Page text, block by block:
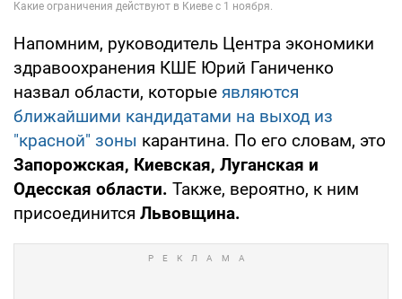
Напомним, руководитель Центра экономики
здравоохранения КШЕ Юрий Ганиченко
назвал области, которые являются
ближайшими кандидатами на выход из
"красной" зоны карантина. По его словам, это
Запорожская, Киевская, Луганская и
Одесская области. Также, вероятно, к ним
присоединится Львовщина.